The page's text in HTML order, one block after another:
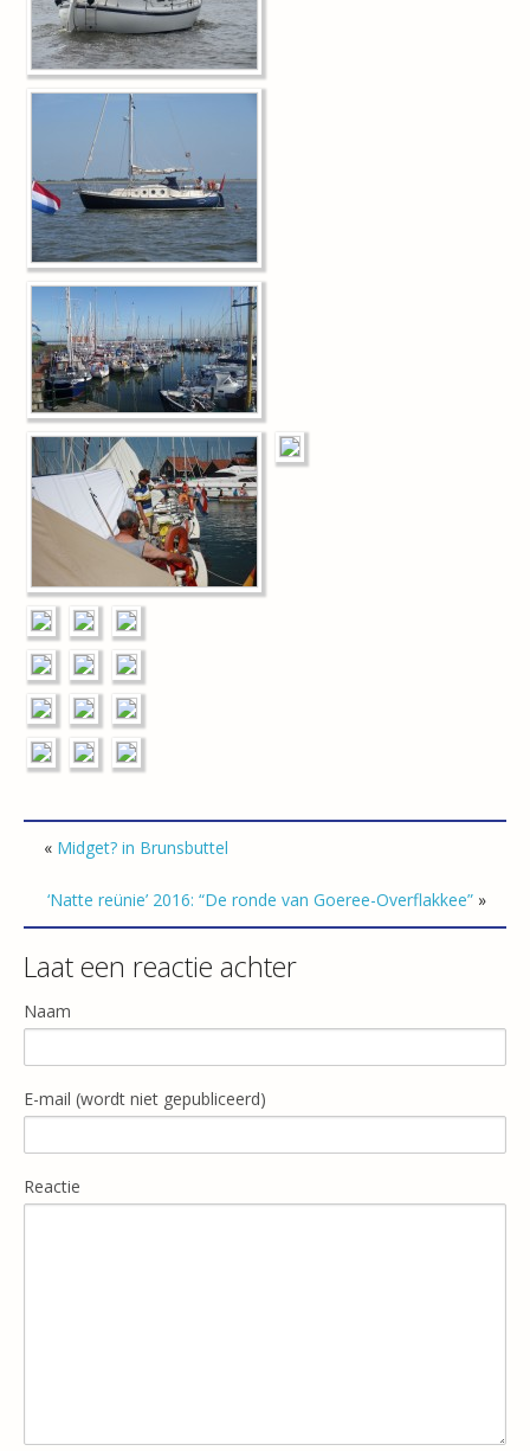
« Midget? in Brunsbuttel
‘Natte reünie’ 2016: “De ronde van Goeree-Overflakkee” »
Laat een reactie achter
Naam
E-mail (wordt niet gepubliceerd)
Reactie